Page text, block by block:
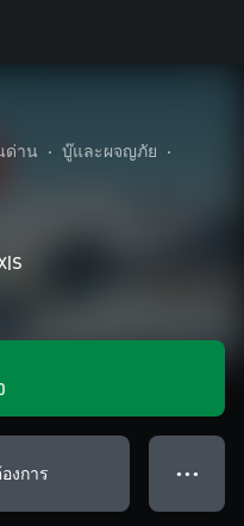
ด่าน • บู๊และผจญภัย
•
งการ ● ● ●